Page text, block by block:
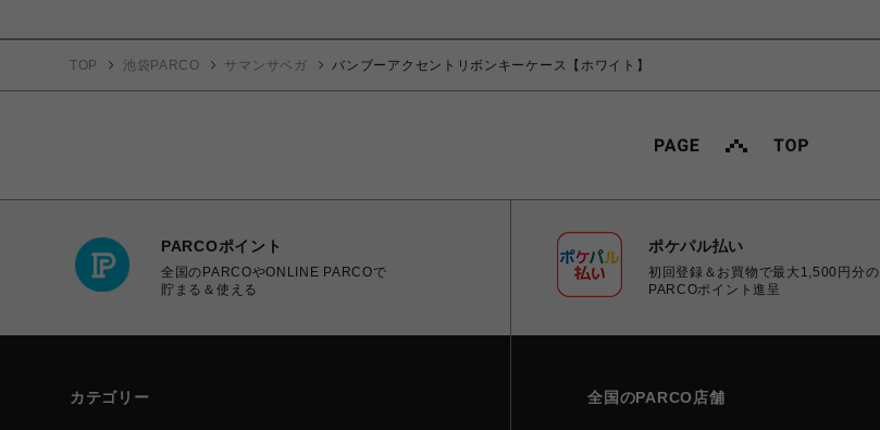
TOP 池袋PARCO サマンサベガ バンブーアクセントリボンキーケース【ホワイト】
PARCOポイント
全国のPARCOやONLINE PARCOで
貯まる＆使える
ポケパル払い
初回登録＆お買物で最大1,500円分の
PARCOポイント進呈
カテゴリー 全国のPARCO店舗